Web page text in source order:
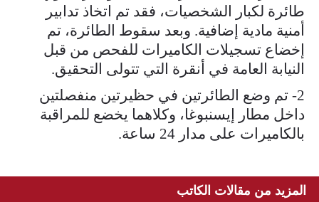
طائرة لكبار الشخصيات، فقد تم اتخاذ تدابير
أمنية مادية إضافية. وبعد سقوط الطائرة، تم
إخضاع تسجيلات الكاميرات للفحص من قبل
النيابة العامة في أنقرة التي تتولى التحقيق.
2- تم وضع الطائرتين في حظيرتين منفصلتين
داخل مطار إيسنبوغا، وكلاهما يخضع للمراقبة
بالكاميرات على مدار 24 ساعة.
المزيد من مقالات الكاتب